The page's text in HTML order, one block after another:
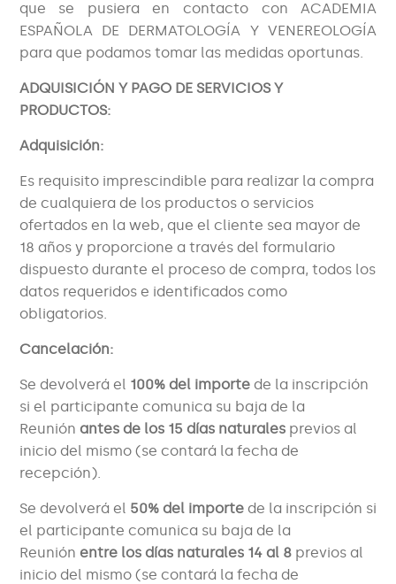
que se pusiera en contacto con ACADEMIA
ESPAÑOLA DE DERMATOLOGÍA Y VENEREOLOGÍA
para que podamos tomar las medidas oportunas.
ADQUISICIÓN Y PAGO DE SERVICIOS Y
PRODUCTOS:
Adquisición:
Es requisito imprescindible para realizar la compra
de cualquiera de los productos o servicios
ofertados en la web, que el cliente sea mayor de
18 años y proporcione a través del formulario
dispuesto durante el proceso de compra, todos los
datos requeridos e identificados como
obligatorios.
Cancelación:
Se devolverá el 100% del importede la inscripción
si el participante comunica su baja de la
Reunión antes de los 15 días naturalesprevios al
inicio del mismo (se contará la fecha de
recepción).
Se devolverá el 50% del importede la inscripción si
el participante comunica su baja de la
Reunión entre los días naturales 14 al 8previos al
inicio del mismo (se contará la fecha de